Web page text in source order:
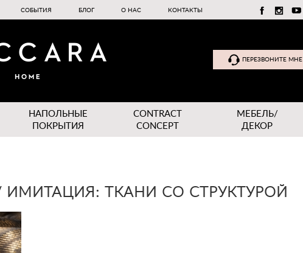
СОБЫТИЯ БЛОГ О НАС КОНТАКТЫ
ПЕРЕЗВОНИТЕ МНЕ
НАПОЛЬНЫЕ
ПОКРЫТИЯ
CONTRACT
CONCEPT
МЕБЕЛЬ/
ДЕКОР
ИМИТАЦИЯ: ТКАНИ СО СТРУКТУРОЙ